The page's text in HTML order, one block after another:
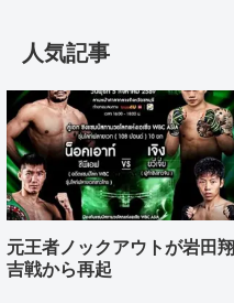
人気記事
元王者ノックアウトが岩田翔
吉戦から再起